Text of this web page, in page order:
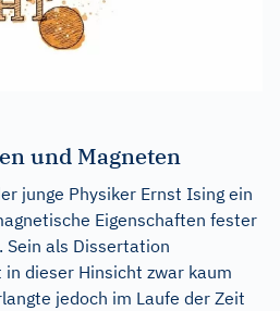
und Magneten
junge Physiker Ernst Ising ein
Eigenschaften fester
als Dissertation
dieser Hinsicht zwar kaum
jedoch im Laufe der Zeit